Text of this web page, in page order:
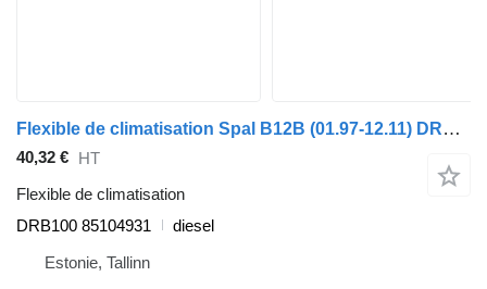
Flexible de climatisation Spal B12B (01.97-12.11) DRB100 pour Volvo B6, B7, B9, B10, B12 bus (1978-2011)
40,32 € HT
Flexible de climatisation
DRB100 85104931
diesel
Estonie, Tallinn